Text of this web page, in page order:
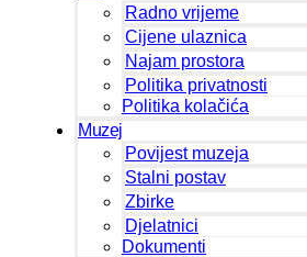
Radno vrijeme
Cijene ulaznica
Najam prostora
Politika privatnosti
Politika kolačića
Muzej
Povijest muzeja
Stalni postav
Zbirke
Djelatnici
Dokumenti